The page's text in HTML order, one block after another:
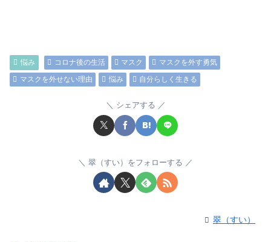
悩み コロナ後の生活 マスク
マスクを外す勇気
マスクを外せない理由
悩み 自分らしく生きる
シェアする
翠（すい）をフォローする
翠（すい）